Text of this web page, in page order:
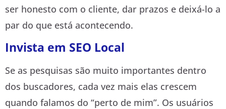
ser honesto com o cliente, dar prazos e deixá-lo a
par do que está acontecendo.
Invista em SEO Local
Se as pesquisas são muito importantes dentro
dos buscadores, cada vez mais elas crescem
quando falamos do “perto de mim”. Os usuários